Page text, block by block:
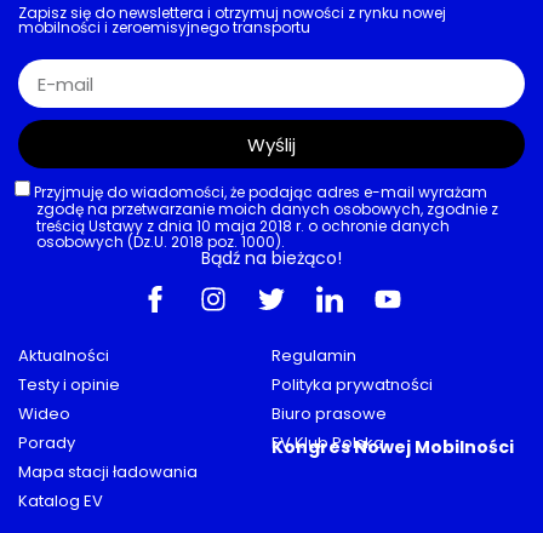
Aktualności
Testy i opinie
Wideo
Porady
Mapa stacji ładowania
Katalog EV
Regulamin
Polityka prywatności
Biuro prasowe
EV Klub Polska
Kongres Nowej Mobilności
Zapisz się do newslettera i otrzymuj nowości z rynku nowej
mobilności i zeroemisyjnego transportu
Przyjmuję do wiadomości, że podając adres e-mail wyrażam
zgodę na przetwarzanie moich danych osobowych, zgodnie z
treścią Ustawy z dnia 10 maja 2018 r. o ochronie danych
osobowych (Dz.U. 2018 poz. 1000).
Wyślij
Bądź na bieżąco!